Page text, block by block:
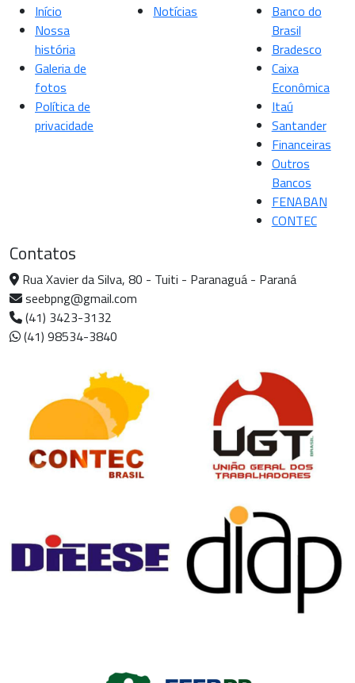
Início
Nossa
história
Galeria de
fotos
Política de
privacidade
Notícias
Banco do
Brasil
Bradesco
Caixa
Econômica
Itaú
Santander
Financeiras
Outros
Bancos
FENABAN
CONTEC
Contatos
Rua Xavier da Silva, 80 - Tuiti - Paranaguá - Paraná
seebpng@gmail.com
(41) 3423-3132
(41) 98534-3840